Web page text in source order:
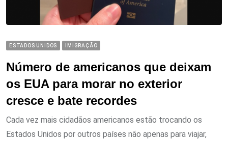
ESTADOS UNIDOS IMIGRAÇÃO
Número de americanos que deixam
os EUA para morar no exterior
cresce e bate recordes
Cada vez mais cidadãos americanos estão trocando os
Estados Unidos por outros países não apenas para viajar,